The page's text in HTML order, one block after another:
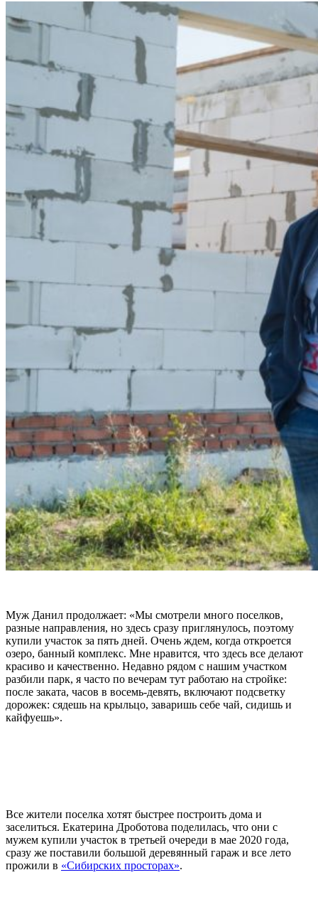
Муж Данил продолжает: «Мы смотрели много поселков,
разные направления, но здесь сразу приглянулось, поэтому
купили участок за пять дней. Очень ждем, когда откроется
озеро, банный комплекс. Мне нравится, что здесь все делают
красиво и качественно. Недавно рядом с нашим участком
разбили парк, я часто по вечерам тут работаю на стройке:
после заката, часов в восемь-девять, включают подсветку
дорожек: сядешь на крыльцо, заваришь себе чай, сидишь и
кайфуешь».
Все жители поселка хотят быстрее построить дома и
заселиться. Екатерина Дроботова поделилась, что они с
мужем купили участок в третьей очереди в мае 2020 года,
сразу же поставили большой деревянный гараж и все лето
прожили в «Сибирских просторах».